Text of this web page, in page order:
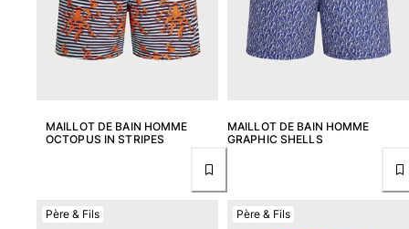
MAILLOT DE BAIN HOMME
OCTOPUS IN STRIPES
MAILLOT DE BAIN HOMME
GRAPHIC SHELLS
Père & Fils Père & Fils